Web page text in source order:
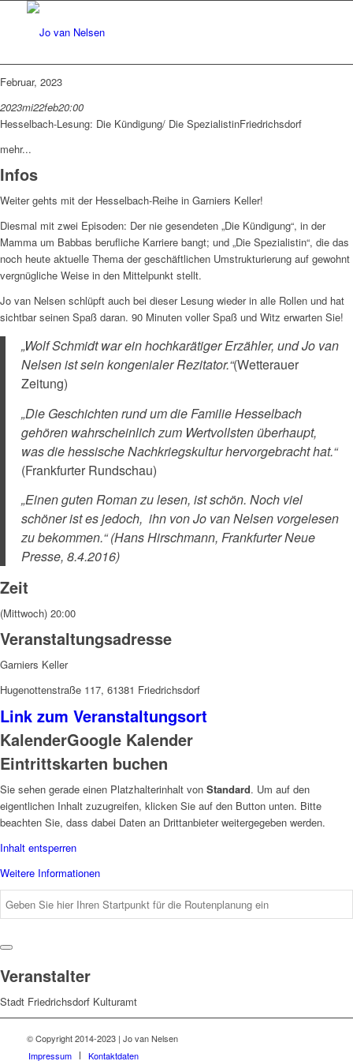
Februar, 2023
2023mi22feb20:00
Hesselbach-Lesung: Die Kündigung/ Die SpezialistinFriedrichsdorf
mehr...
Infos
Weiter gehts mit der Hesselbach-Reihe in Garniers Keller!
Diesmal mit zwei Episoden: Der nie gesendeten „Die Kündigung“, in der
Mamma um Babbas berufliche Karriere bangt; und „Die Spezialistin“, die das
noch heute aktuelle Thema der geschäftlichen Umstrukturierung auf gewohnt
vergnügliche Weise in den Mittelpunkt stellt.
Jo van Nelsen schlüpft auch bei dieser Lesung wieder in alle Rollen und hat
sichtbar seinen Spaß daran. 90 Minuten voller Spaß und Witz erwarten Sie!
„Wolf Schmidt war ein hochkarätiger Erzähler, und Jo van
Nelsen ist sein kongenialer Rezitator.“(Wetterauer
Zeitung)
„Die Geschichten rund um die Familie Hesselbach
gehören wahrscheinlich zum Wertvollsten überhaupt,
was die hessische Nachkriegskultur hervorgebracht hat.“
(Frankfurter Rundschau)
„Einen guten Roman zu lesen, ist schön. Noch viel
schöner ist es jedoch, ihn von Jo van Nelsen vorgelesen
zu bekommen.“(Hans Hirschmann, Frankfurter Neue
Presse, 8.4.2016)
Zeit
(Mittwoch) 20:00
Veranstaltungsadresse
Garniers Keller
Hugenottenstraße 117, 61381 Friedrichsdorf
Link zum Veranstaltungsort
KalenderGoogle Kalender
Eintrittskarten buchen
Sie sehen gerade einen Platzhalterinhalt von Standard. Um auf den
eigentlichen Inhalt zuzugreifen, klicken Sie auf den Button unten. Bitte
beachten Sie, dass dabei Daten an Drittanbieter weitergegeben werden.
Inhalt entsperren
Weitere Informationen
Veranstalter
Stadt Friedrichsdorf Kulturamt
© Copyright 2014-2023 | Jo van Nelsen
Impressum
Kontaktdaten